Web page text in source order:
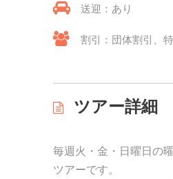
送迎：あり
割引：団体割引、
ツアー詳細
毎週火・金・日曜日の
ツアーです。